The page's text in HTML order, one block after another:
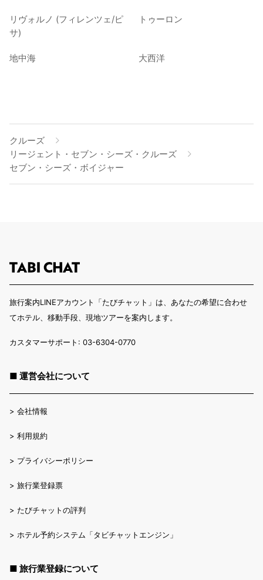
リヴォルノ (フィレンツェ/ピ
サ)
トゥーロン
地中海 大西洋
クルーズ
リージェント・セブン・シーズ・クルーズ
セブン・シーズ・ボイジャー
旅行案内LINEアカウント「たびチャット」は、あなたの希望に合わせ
てホテル、移動手段、現地ツアーを案内します。
カスタマーサポート: 03-6304-0770
■ 運営会社について
> 会社情報
> 利用規約
> プライバシーポリシー
> 旅行業登録票
> たびチャットの評判
> ホテル予約システム「タビチャットエンジン」
■ 旅行業登録について